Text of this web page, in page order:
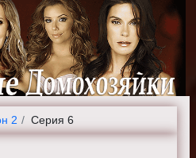
2 Серия 6